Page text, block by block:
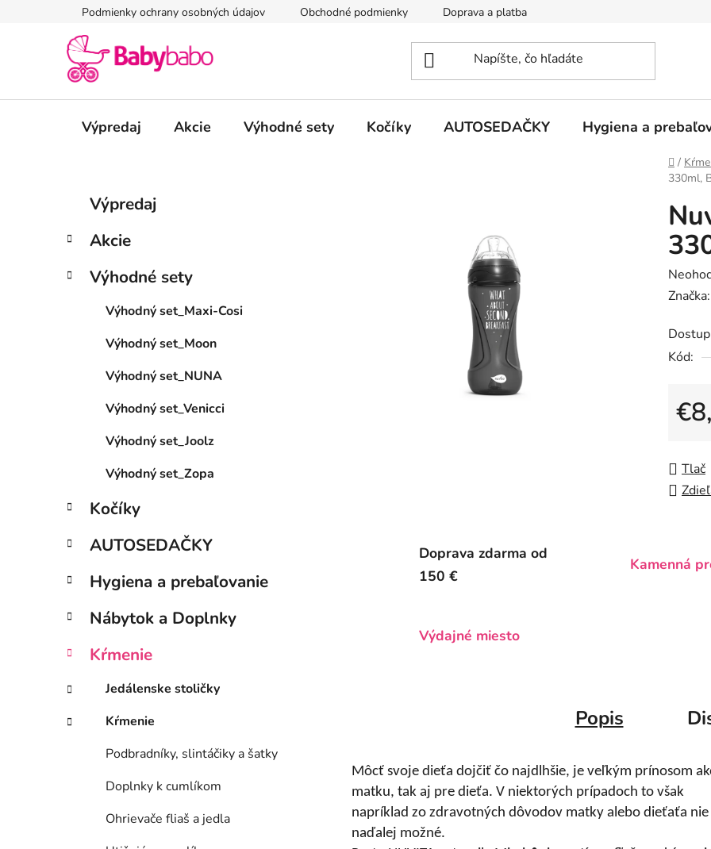
Podmienky ochrany osobných údajov Obchodné podmienky Doprava a platba
Výpredaj Akcie Výhodné sety Kočíky AUTOSEDAČKY Hygiena a
Domov
/
330ml,
č
ý
Preskočiť
kategórie
e
ó
Výpredaj
Akcie
Výhodné sety
Výhodný set_Maxi-Cosi
Výhodný set_Moon
Výhodný set_NUNA
Výhodný set_Venicci
Výhodný set_Joolz
Výhodný set_Zopa
Kočíky
AUTOSEDAČKY
Hygiena a prebaľovanie
Nábytok a Doplnky
Kŕmenie
Jedálenske stoličky
Kŕmenie
Podbradníky, slintáčiky a šatky
Doplnky k cumlíkom
Ohrievače fliaš a jedla
je
0,0
Kód:
Tlač
Doprava zdarma od
150 €
Kamenná
Výdajné miesto
Popis
Môcť svoje dieťa dojčiť čo najdlhšie, je veľkým prínosom
matku, tak aj pre dieťa. V niektorých prípadoch to však
napríklad zo zdravotných dôvodov matky alebo dieťaťa nie
naďalej možné.